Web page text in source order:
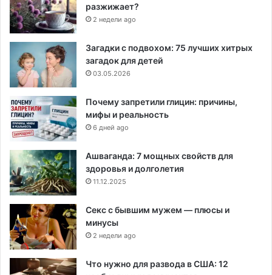
разжижает?
2 недели ago
Загадки с подвохом: 75 лучших хитрых
загадок для детей
03.05.2026
Почему запретили глицин: причины,
мифы и реальность
6 дней ago
Ашваганда: 7 мощных свойств для
здоровья и долголетия
11.12.2025
Секс с бывшим мужем — плюсы и
минусы
2 недели ago
Что нужно для развода в США: 12